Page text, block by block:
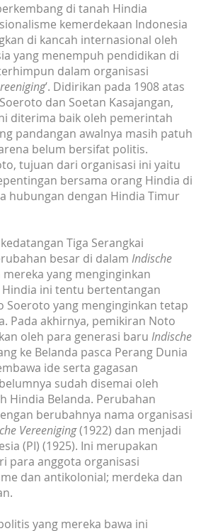
di tanah Hindia
kemerdekaan Indonesia
di kancah internasional oleh
yang menempuh pendidikan di
dalam organisasi
’. Didirikan pada 1908 atas
dan Soetan Kasajangan,
diterima baik oleh pemerintah
pandangan awalnya masih patuh
belum bersifat politis.
tujuan dari organisasi ini yaitu
bersama orang Hindia di
hubungan dengan Hindia Timur
Tiga Serangkai
besar di dalam Indische
mereka yang menginginkan
Hindia ini tentu bertentangan
Soeroto yang menginginkan tetap
Pada akhirnya, pemikiran Noto
oleh para generasi baru Indische
ke Belanda pasca Perang Dunia
ide serta gagasan
sudah disemai oleh
Hindia Belanda. Perubahan
berubahnya nama organisasi
Vereeniging(1922) dan menjadi
(PI) (1925). Ini merupakan
para anggota organisasi
dan antikolonial; merdeka dan
yang mereka bawa ini